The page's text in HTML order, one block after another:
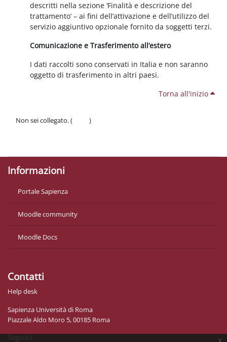
x
descritti nella sezione ‘Finalità e descrizione del
trattamento’ – ai fini dell’attivazione e dell’utilizzo del
servizio aggiuntivo opzionale fornito da soggetti terzi.
Comunicazione e Trasferimento all’estero
I dati raccolti sono conservati in Italia e non saranno
oggetto di trasferimento in altri paesi.
Torna all'inizio
Non sei collegato. (
)
Informazioni
Portale Sapienza
Moodle community
Moodle Docs
Contatti
Help desk
Sapienza Università di Roma
Piazzale Aldo Moro 5, 00185 Roma
Seguici